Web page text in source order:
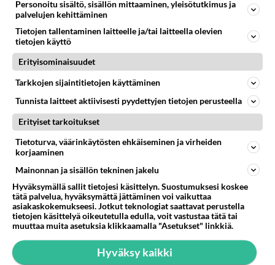
Valitse oma tähtimerkkisi ja lue päivän horoskooppi!
KASARI
Personoitu sisältö, sisällön mittaaminen, yleisötutkimus ja
palvelujen kehittäminen
Tietojen tallentaminen laitteelle ja/tai laitteella olevien
tietojen käyttö
Erityisominaisuudet
Tarkkojen sijaintitietojen käyttäminen
Tunnista laitteet aktiivisesti pyydettyjen tietojen perusteella
Erityiset tarkoitukset
Tietoturva, väärinkäytösten ehkäiseminen ja virheiden
korjaaminen
Mainonnan ja sisällön tekninen jakelu
Hyväksymällä sallit tietojesi käsittelyn. Suostumuksesi koskee
tätä palvelua, hyväksymättä jättäminen voi vaikuttaa
asiakaskokemukseesi. Jotkut teknologiat saattavat perustella
tietojen käsittelyä oikeutetulla edulla, voit vastustaa tätä tai
muuttaa muita asetuksia klikkaamalla "Asetukset" linkkiä.
Hyväksy kaikki